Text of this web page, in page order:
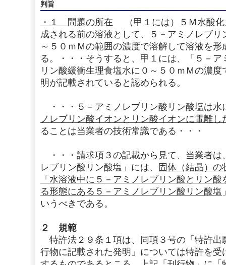
判旨
・１ 問題の所在 （甲１には）５Ｍ水酸化
成される前の溶液として、５－アミノレブ
～５０ｍＭの範囲の濃度で溶解して溶液を
る。・・・そうすると、甲１には、「５－
リン酸緩衝生理食塩水に０～５０ｍＭの濃
明が記載されていると認められる。
・・・５－アミノレブリン酸リン酸塩は水
ノレブリン酸イオンとリン酸イオンに電離し
ることは当業者の技術常識である・・・
・・・請求項３の記載から見て、当業者は
レブリン酸リン酸塩」には、
固体（結晶）の
「水溶液中に５－アミノレブリン酸とリン
る形態にある５－アミノレブリン酸リン酸塩
いうべきである。
２ 規範
特許法２９条１項は、同項３号の「特許出
行物に記載された発明」については特許を